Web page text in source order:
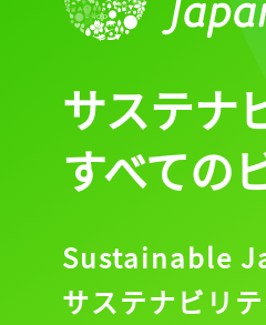
サステナ
すべての
Sustainable
サステナビリ